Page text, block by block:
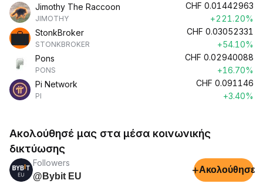
Jimothy The Raccoon
JIMOTHY
CHF 0.01442963
+221.20%
StonkBroker
STONKBROKER
CHF 0.03052331
+54.10%
Pons
PONS
CHF 0.02940088
+16.70%
Pi Network
PI
CHF 0.091146
+3.40%
Ακολούθησέ μας στα μέσα κοινωνικής
δικτύωσης
Followers
@Bybit EU
+Ακολούθησε